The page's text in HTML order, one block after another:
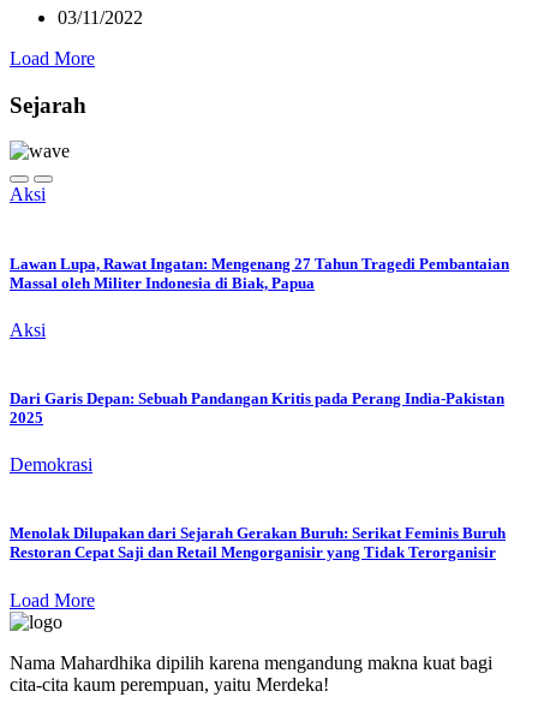
03/11/2022
Load More
Sejarah
Aksi
Lawan Lupa, Rawat Ingatan: Mengenang 27 Tahun Tragedi Pembantaian
Massal oleh Militer Indonesia di Biak, Papua
Aksi
Dari Garis Depan: Sebuah Pandangan Kritis pada Perang India-Pakistan
2025
Demokrasi
Menolak Dilupakan dari Sejarah Gerakan Buruh: Serikat Feminis Buruh
Restoran Cepat Saji dan Retail Mengorganisir yang Tidak Terorganisir
Load More
Nama Mahardhika dipilih karena mengandung makna kuat bagi
cita-cita kaum perempuan, yaitu Merdeka!